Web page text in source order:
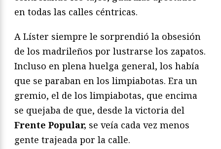
en todas las calles céntricas.
A Líster siempre le sorprendió la obsesión
de los madrileños por lustrarse los zapatos.
Incluso en plena huelga general, los había
que se paraban en los limpiabotas. Era un
gremio, el de los limpiabotas, que encima
se quejaba de que, desde la victoria del
Frente Popular, se veía cada vez menos
gente trajeada por la calle.